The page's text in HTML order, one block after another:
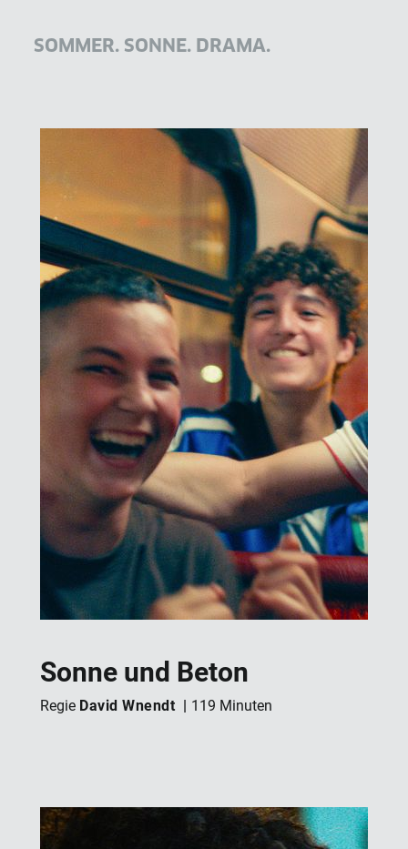
SOMMER. SONNE. DRAMA.
Sonne und Beton
Regie David Wnendt 119 Minuten